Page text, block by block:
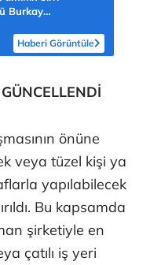
Burkay
Haberi Görüntüle
önüne
veya tüzel kişi ya
yapılabilecek
Bu kapsamda
şirketiyle en
çatılı iş yeri